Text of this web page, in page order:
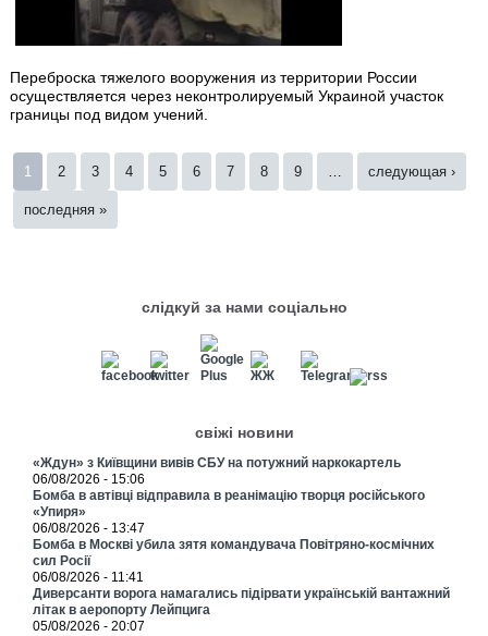
Переброска тяжелого вооружения из территории России
осуществляется через неконтролируемый Украиной участок
границы под видом учений.
Страницы
1 2 3 4 5 6 7 8 9 … следующая ›
последняя »
слідкуй за нами соціально
свіжі новини
«Ждун» з Київщини вивів СБУ на потужний наркокартель
06/08/2026 - 15:06
Бомба в автівці відправила в реанімацію творця російського
«Упиря»
06/08/2026 - 13:47
Бомба в Москві убила зятя командувача Повітряно-космічних
сил Росії
06/08/2026 - 11:41
Диверсанти ворога намагались підірвати українській вантажний
літак в аеропорту Лейпцига
05/08/2026 - 20:07